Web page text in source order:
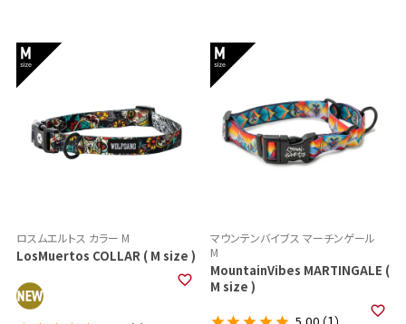
ロスムエルトス カラー M
LosMuertos COLLAR ( M size )
マウンテンバイブス マーチンゲール
M
MountainVibes MARTINGALE (
M size )